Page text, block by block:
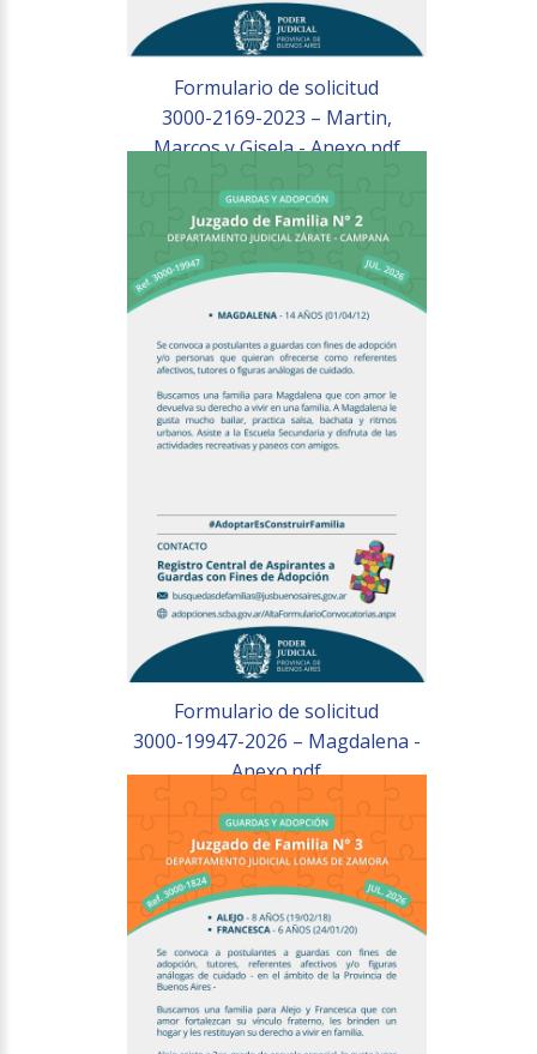
Formulario de solicitud
3000-2169-2023 – Martin,
Marcos y Gisela - Anexo.pdf
Formulario de solicitud
3000-19947-2026 – Magdalena -
Anexo.pdf